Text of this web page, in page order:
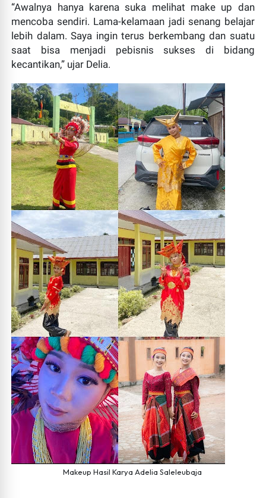
Bupati Rinto Tambah Anggaran Rp800 Juta untuk
Matangkan Persiapan Jadi Tuan Rumah Lima Cabang
Olahraga
ESSAPERS.COM | TUAPEJAT ~ Pemerintah Kabupaten
Kepulauan Mentawai kembali menunjukkan komitmen
kuat dalam menyukseskan penyelenggaraan Pekan...
Dugaan Percobaan Bunuh Diri Dosen Poltekkes
Kemenkes Padang Hebohkan Publik, Kronologi Kejadian
Masih Simpang Siur
Padang (essapers.com) - Dugaan percobaan bunuh diri
yang melibatkan seorang dosen Jurusan Keperawatan
Poltekkes Kemenkes Padang menghebohkan...
“Awalnya hanya karena suka melihat make up dan
mencoba sendiri. Lama-kelamaan jadi senang belajar
lebih dalam. Saya ingin terus berkembang dan suatu
saat bisa menjadi pebisnis sukses di bidang
kecantikan,” ujar Delia.
Makeup Hasil Karya Adelia Saleleubaja